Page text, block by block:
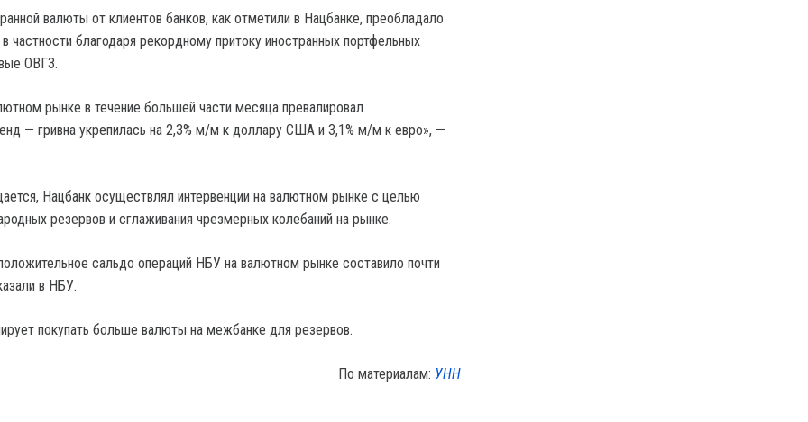
валюты от клиентов банков, как отметили в Нацбанке, преобладало
частности благодаря рекордному притоку иностранных портфельных
ОВГЗ.
рынке в течение большей части месяца превалировал
— гривна укрепилась на 2,3% м/м к доллару США и 3,1% м/м к евро», —
Нацбанк осуществлял интервенции на валютном рынке с целью
резервов и сглаживания чрезмерных колебаний на рынке.
сальдо операций НБУ на валютном рынке составило почти
в НБУ.
покупать больше валюты на межбанке для резервов.
По материалам: УНН